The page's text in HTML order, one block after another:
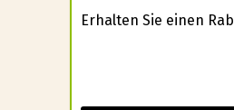
Erhalten Sie einen